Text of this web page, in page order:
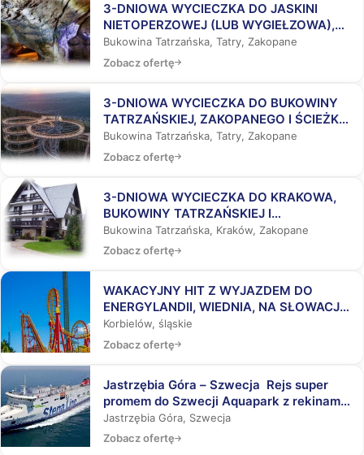
3-DNIOWA WYCIECZKA DO JASKINI
NIETOPERZOWEJ (LUB WYGIEŁZOWA),
BUKOWINY TATRZAŃSKIEJ I
ZAKOPANEGO
Bukowina Tatrzańska, Tatry, Zakopane
Zobacz ofertę
3-DNIOWA WYCIECZKA DO BUKOWINY
TATRZAŃSKIEJ, ZAKOPANEGO I ŚCIEŻKĄ
WŚRÓD KORON DRZEW
Bukowina Tatrzańska, Tatry, Zakopane
Zobacz ofertę
3-DNIOWA WYCIECZKA DO KRAKOWA,
BUKOWINY TATRZAŃSKIEJ I
ZAKOPANEGO
Bukowina Tatrzańska, Kraków, Zakopane
Zobacz ofertę
WAKACYJNY HIT Z WYJAZDEM DO
ENERGYLANDII, WIEDNIA, NA SŁOWACJĘ,
DO AQUAPARKÓW
Korbielów, śląskie
Zobacz ofertę
Jastrzębia Góra – Szwecja Rejs super
promem do Szwecji Aquapark z rekinami,
Laser Tag, Misja Specjalna
Jastrzębia Góra, Szwecja
Zobacz ofertę